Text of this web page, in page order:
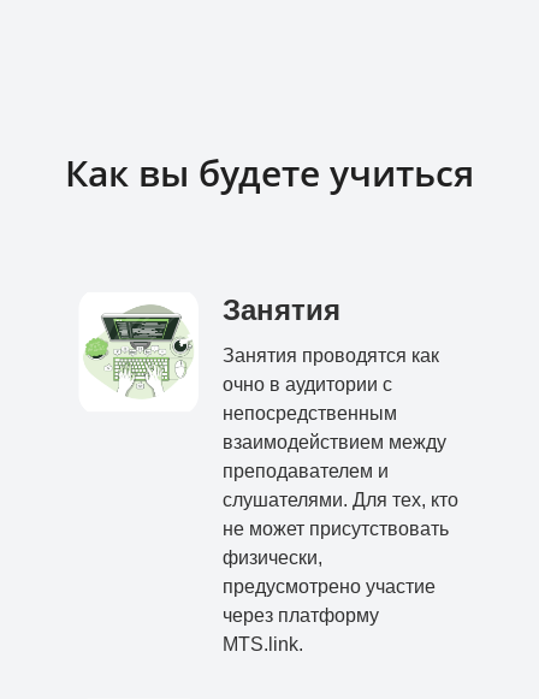
Как вы будете учиться
Занятия
Занятия проводятся как
очно в аудитории с
непосредственным
взаимодействием между
преподавателем и
слушателями. Для тех, кто
не может присутствовать
физически,
предусмотрено участие
через платформу
MTS.link.